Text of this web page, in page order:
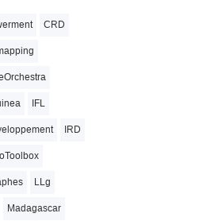
CRD
IFL
IRD
LLg
Madagascar